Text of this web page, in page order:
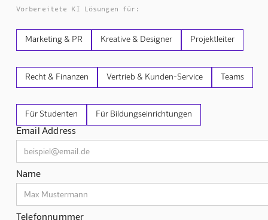
Vorbereitete KI Lösungen für:
Marketing & PR Kreative & Designer Projektleiter
Recht & Finanzen Vertrieb & Kunden-Service Teams
Für Studenten Für Bildungseinrichtungen
Email Address
Name
Telefonnummer